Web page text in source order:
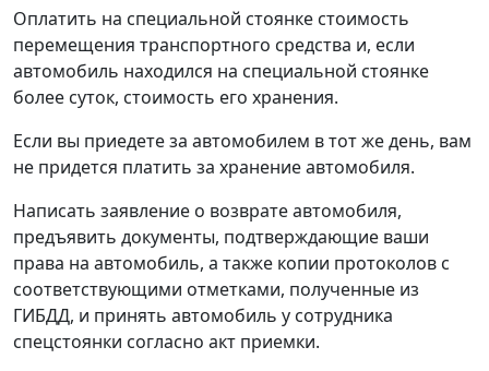
Оплатить на специальной стоянке стоимость
перемещения транспортного средства и, если
автомобиль находился на специальной стоянке
более суток, стоимость его хранения.
Если вы приедете за автомобилем в тот же день, вам
не придется платить за хранение автомобиля.
Написать заявление о возврате автомобиля,
предъявить документы, подтверждающие ваши
права на автомобиль, а также копии протоколов с
соответствующими отметками, полученные из
ГИБДД, и принять автомобиль у сотрудника
спецстоянки согласно акт приемки.